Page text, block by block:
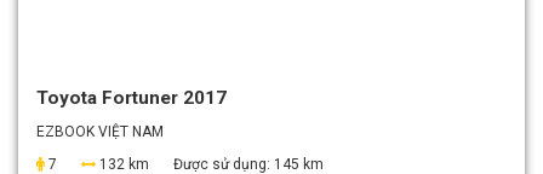
Toyota Fortuner 2017
EZBOOK VIỆT NAM
7
132 km Được sử dụng: 145 km